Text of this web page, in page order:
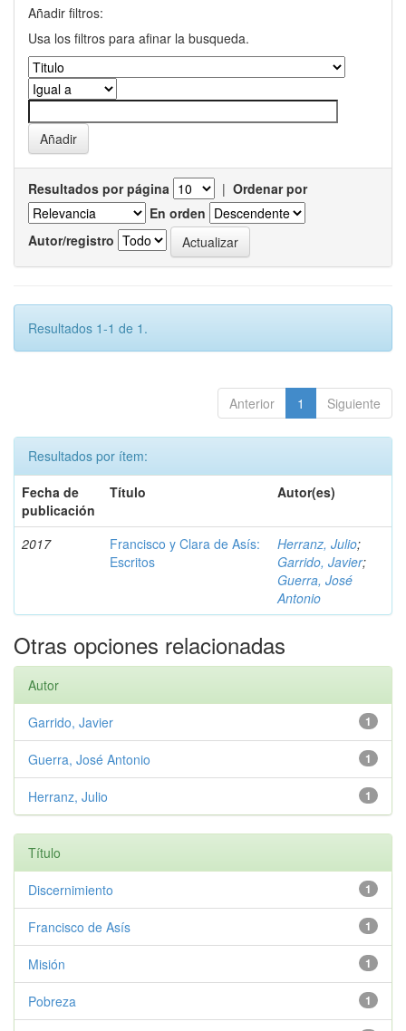
Añadir filtros:
Usa los filtros para afinar la busqueda.
Resultados por página | Ordenar por
En orden
Autor/registro
Resultados 1-1 de 1.
Anterior 1 Siguiente
Resultados por ítem:
Fecha de
publicación
Título Autor(es)
2017
Francisco y Clara de Asís:
Escritos
Herranz, Julio;
Garrido, Javier;
Guerra, José
Antonio
Otras opciones relacionadas
Autor
1
Garrido, Javier
1
Guerra, José Antonio
1
Herranz, Julio
Título
1
Discernimiento
1
Francisco de Asís
1
Misión
1
Pobreza